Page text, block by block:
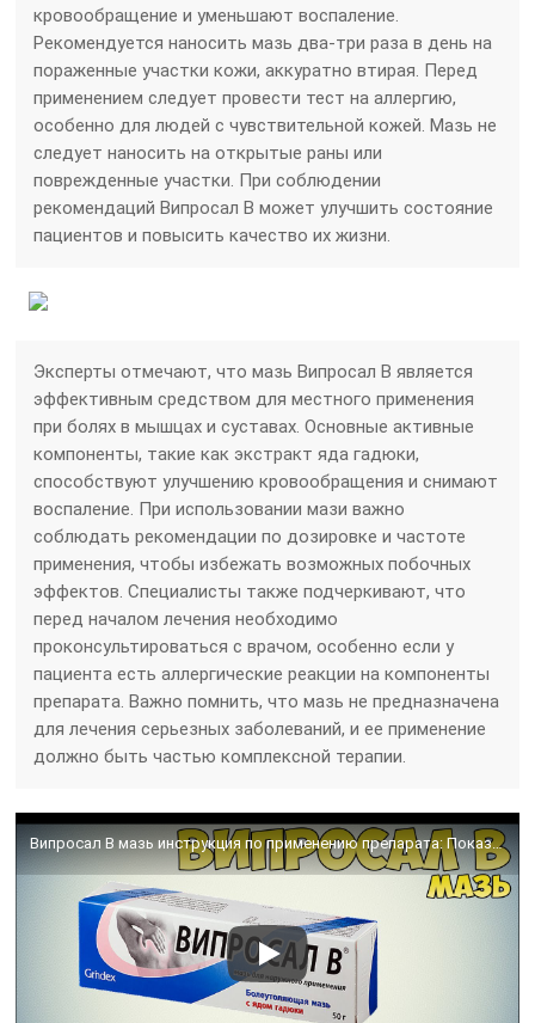
кровообращение и уменьшают воспаление.
Рекомендуется наносить мазь два-три раза в день на
пораженные участки кожи, аккуратно втирая. Перед
применением следует провести тест на аллергию,
особенно для людей с чувствительной кожей. Мазь не
следует наносить на открытые раны или
поврежденные участки. При соблюдении
рекомендаций Випросал В может улучшить состояние
пациентов и повысить качество их жизни.
Эксперты отмечают, что мазь Випросал В является
эффективным средством для местного применения
при болях в мышцах и суставах. Основные активные
компоненты, такие как экстракт яда гадюки,
способствуют улучшению кровообращения и снимают
воспаление. При использовании мази важно
соблюдать рекомендации по дозировке и частоте
применения, чтобы избежать возможных побочных
эффектов. Специалисты также подчеркивают, что
перед началом лечения необходимо
проконсультироваться с врачом, особенно если у
пациента есть аллергические реакции на компоненты
препарата. Важно помнить, что мазь не предназначена
для лечения серьезных заболеваний, и ее применение
должно быть частью комплексной терапии.
Випросал В мазь инструкция по применению препарата: Показания, как применять, обзор препарата